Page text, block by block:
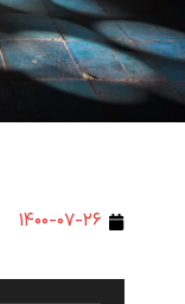
۱۴۰۰-۰۷-۲۶